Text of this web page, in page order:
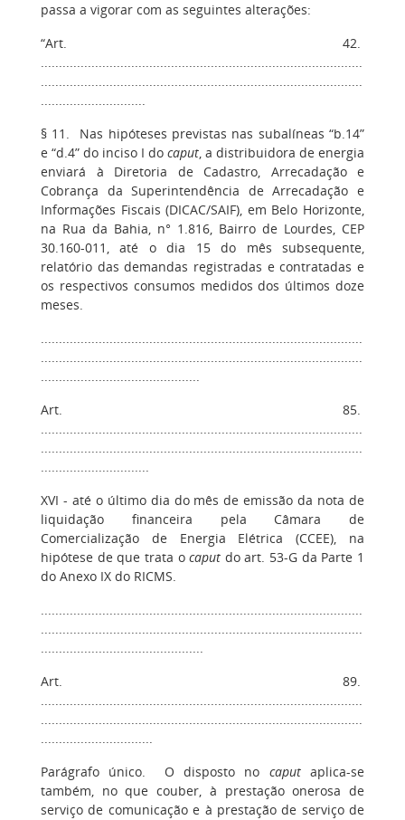
passa a vigorar com as seguintes alterações:
“Art. 42.
.........................................................................................
.........................................................................................
.............................
§ 11. Nas hipóteses previstas nas subalíneas “b.14”
e “d.4” do inciso I do caput, a distribuidora de energia
enviará à Diretoria de Cadastro, Arrecadação e
Cobrança da Superintendência de Arrecadação e
Informações Fiscais (DICAC/SAIF), em Belo Horizonte,
na Rua da Bahia, n° 1.816, Bairro de Lourdes, CEP
30.160-011, até o dia 15 do mês subsequente,
relatório das demandas registradas e contratadas e
os respectivos consumos medidos dos últimos doze
meses.
.........................................................................................
.........................................................................................
............................................
Art. 85.
.........................................................................................
.........................................................................................
..............................
XVI - até o último dia do mês de emissão da nota de
liquidação financeira pela Câmara de
Comercialização de Energia Elétrica (CCEE), na
hipótese de que trata ocaput do art. 53-G da Parte 1
do Anexo IX do RICMS.
.........................................................................................
.........................................................................................
.............................................
Art. 89.
.........................................................................................
.........................................................................................
...............................
Parágrafo único. O disposto no caputaplica-se
também, no que couber, à prestação onerosa de
serviço de comunicação e à prestação de serviço de